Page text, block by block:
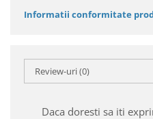
Informatii conformitate
Review-uri(0)
Daca doresti sa iti